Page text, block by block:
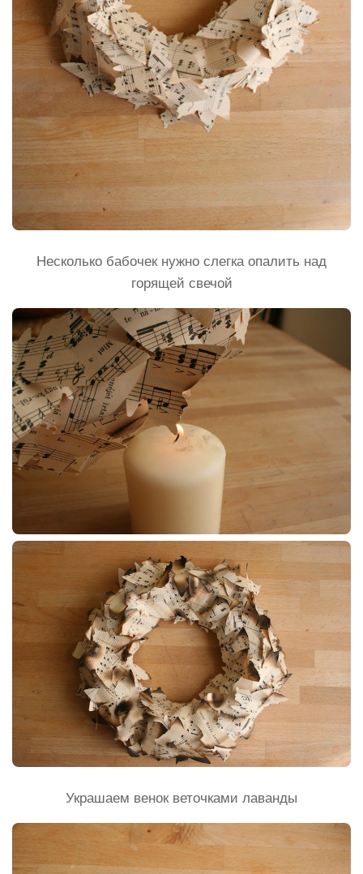
Несколько бабочек нужно слегка опалить над
горящей свечой
Украшаем венок веточками лаванды